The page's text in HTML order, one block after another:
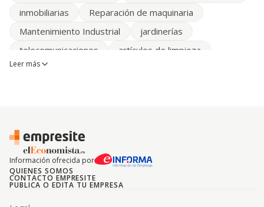
inmobiliarias
Reparación de maquinaria
Mantenimiento Industrial
jardinerías
telecomunicaciones
artículos de limpieza
CALEFACCION
Leer más
Información ofrecida por
QUIENES SOMOS
CONTACTO EMPRESITE
PUBLICA O EDITA TU EMPRESA